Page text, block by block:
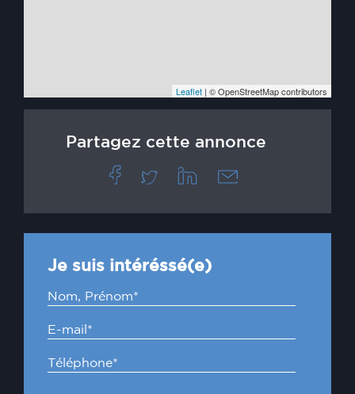
Leaflet | © OpenStreetMap contributors
Partagez cette annonce
Je suis intéréssé(e)